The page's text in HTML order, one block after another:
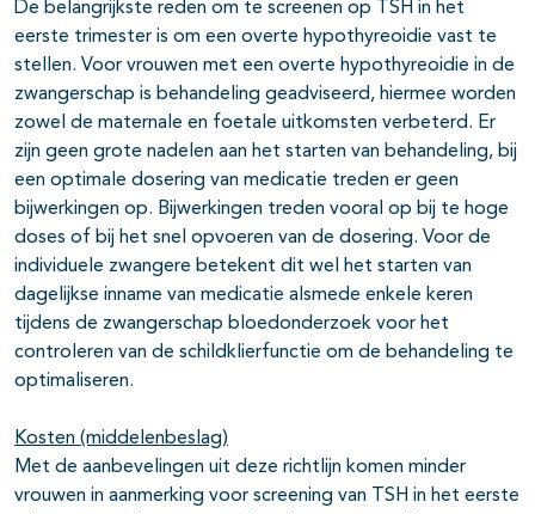
De belangrijkste reden om te screenen op TSH in het
eerste trimester is om een overte hypothyreoidie vast te
stellen. Voor vrouwen met een overte hypothyreoidie in de
zwangerschap is behandeling geadviseerd, hiermee worden
zowel de maternale en foetale uitkomsten verbeterd. Er
zijn geen grote nadelen aan het starten van behandeling, bij
een optimale dosering van medicatie treden er geen
bijwerkingen op. Bijwerkingen treden vooral op bij te hoge
doses of bij het snel opvoeren van de dosering. Voor de
individuele zwangere betekent dit wel het starten van
dagelijkse inname van medicatie alsmede enkele keren
tijdens de zwangerschap bloedonderzoek voor het
controleren van de schildklierfunctie om de behandeling te
optimaliseren.
Kosten (middelenbeslag)
Met de aanbevelingen uit deze richtlijn komen minder
vrouwen in aanmerking voor screening van TSH in het eerste